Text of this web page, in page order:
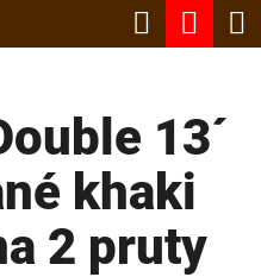
Hledat
13´
khaki
2 pruty